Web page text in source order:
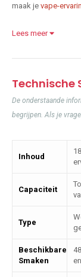
maak je vape-
Lees meer
Technische
De onderstaande
begrijpen. Als je
Inhoud
Capaciteit
Type
Beschikbare
Smaken